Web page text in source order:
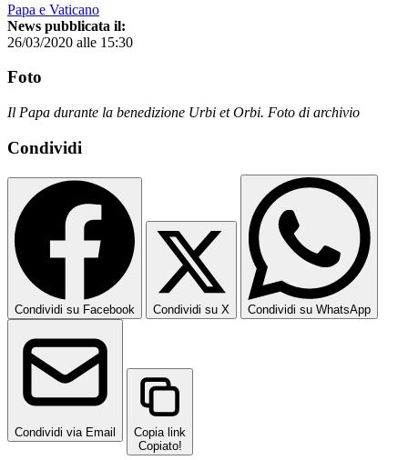
Papa e Vaticano
News pubblicata il:
26/03/2020 alle 15:30
Foto
Il Papa durante la benedizione Urbi et Orbi. Foto di archivio
Condividi
Condividi su Facebook Condividi su X Condividi su WhatsApp
Condividi via Email
Copia link
Copiato!